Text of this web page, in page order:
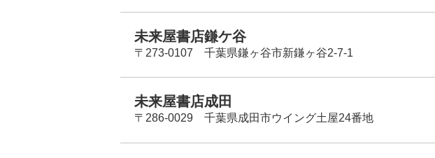
未来屋書店鎌ケ谷
〒273-0107 千葉県鎌ヶ谷市新鎌ヶ谷2-7-1
未来屋書店成田
〒286-0029 千葉県成田市ウイング土屋24番地